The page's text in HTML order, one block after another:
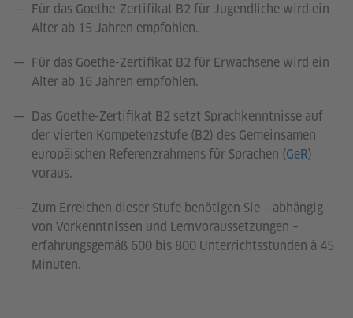
Für das Goethe-Zertifikat B2 für Jugendliche wird ein
Alter ab 15 Jahren empfohlen.
Für das Goethe-Zertifikat B2 für Erwachsene wird ein
Alter ab 16 Jahren empfohlen.
Das Goethe-Zertifikat B2 setzt Sprachkenntnisse auf
der vierten Kompetenzstufe (B2) des Gemeinsamen
europäischen Referenzrahmens für Sprachen (GeR)
voraus.
Zum Erreichen dieser Stufe benötigen Sie – abhängig
von Vorkenntnissen und Lernvoraussetzungen –
erfahrungsgemäß 600 bis 800 Unterrichtsstunden à 45
Minuten.